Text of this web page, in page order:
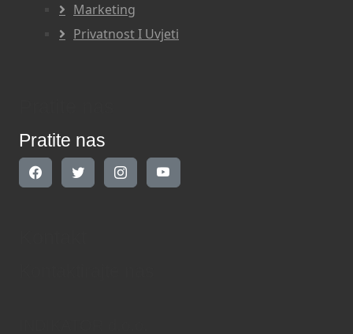
Marketing
Privatnost I Uvjeti
Pratite nas